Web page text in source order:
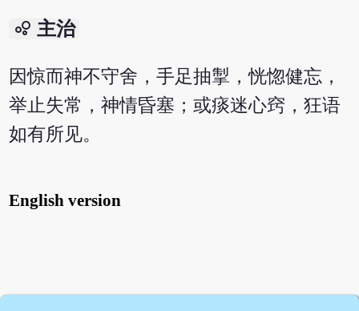
bubble_chart 主治
因惊而神不守舍，手足抽掣，恍惚健忘，
举止失常，神情昏塞；或痰迷心窍，狂语
如有所见。
English version